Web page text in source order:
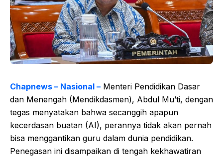
Chapnews – Nasional – Menteri Pendidikan Dasar
dan Menengah (Mendikdasmen), Abdul Mu’ti, dengan
tegas menyatakan bahwa secanggih apapun
kecerdasan buatan (AI), perannya tidak akan pernah
bisa menggantikan guru dalam dunia pendidikan.
Penegasan ini disampaikan di tengah kekhawatiran